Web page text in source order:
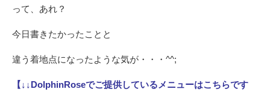
って、あれ？
今日書きたかったことと
違う着地点になったような気が・・・^^;
【↓↓DolphinRoseでご提供しているメニューはこちらです